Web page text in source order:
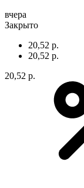
вчера
Закрыто
20,52 р.
20,52 р.
20,52 р.